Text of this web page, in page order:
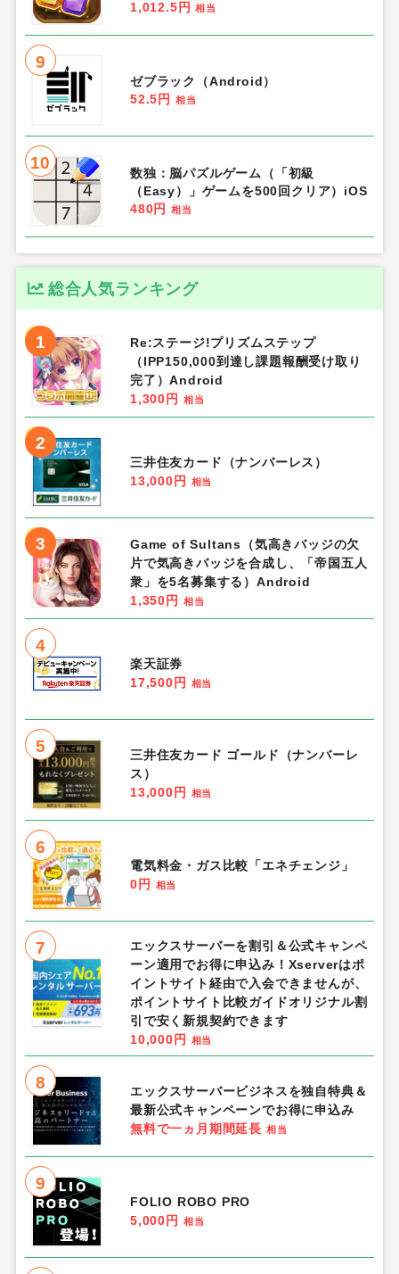
1,012.5円 相当
9
ゼブラック（Android）
52.5円
相当
10
数独：脳パズルゲーム（「初級
（Easy）」ゲームを500回クリア）iOS
480円
相当
総合人気ランキング
1
Re:ステージ!プリズムステップ
（IPP150,000到達し課題報酬受け取り
完了）Android
1,300円
相当
2
三井住友カード（ナンバーレス）
13,000円
相当
3
Game of Sultans（気高きバッジの欠
片で気高きバッジを合成し、「帝国五人
衆」を5名募集する）Android
1,350円
相当
4
楽天証券
17,500円
相当
5
三井住友カード ゴールド（ナンバーレ
ス）
13,000円
相当
6
電気料金・ガス比較「エネチェンジ」
0円
相当
7
エックスサーバーを割引＆公式キャンペ
ーン適用でお得に申込み！Xserverはポ
イントサイト経由で入会できませんが、
ポイントサイト比較ガイドオリジナル割
引で安く新規契約できます
10,000円
相当
8
エックスサーバービジネスを独自特典＆
最新公式キャンペーンでお得に申込み
無料で一ヵ月期間延長 相当
9
FOLIO ROBO PRO
5,000円
相当